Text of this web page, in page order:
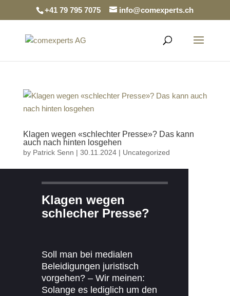
+41 79 795 7075 info@comexperts.ch
Klagen wegen «schlechter Presse»? Das kann
auch nach hinten losgehen
by Patrick Senn | 30.11.2024| Uncategorized
Klagen wegen
schlecher Presse?
Soll man bei medialen
Beleidigungen juristisch
vorgehen? – Wir meinen:
Solange es lediglich um den